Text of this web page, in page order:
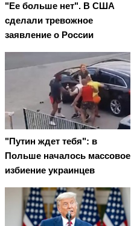
"Ее больше нет". В США
сделали тревожное
заявление о России
"Путин ждет тебя": в
Польше началось массовое
избиение украинцев